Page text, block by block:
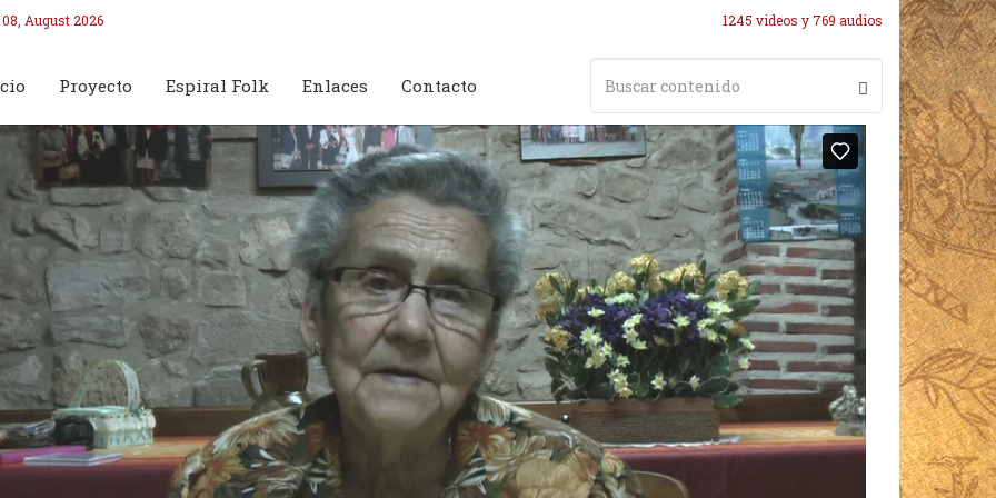
August 2026 1245 videos y 769 audios
Proyecto Espiral Folk Enlaces Contacto